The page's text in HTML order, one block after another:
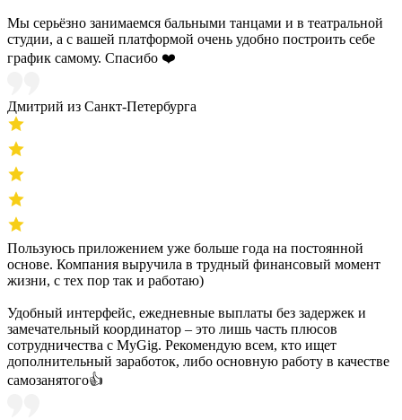
Мы серьёзно занимаемся бальными танцами и в театральной
студии, а с вашей платформой очень удобно построить себе
график самому. Спасибо ❤️
Дмитрий из Санкт-Петербурга
Пользуюсь приложением уже больше года на постоянной
основе. Компания выручила в трудный финансовый момент
жизни, с тех пор так и работаю)
Удобный интерфейс, ежедневные выплаты без задержек и
замечательный координатор – это лишь часть плюсов
сотрудничества с MyGig. Рекомендую всем, кто ищет
дополнительный заработок, либо основную работу в качестве
самозанятого👍